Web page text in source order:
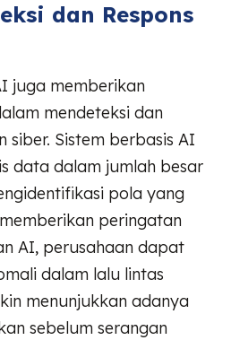
dan Respons
juga memberikan
mendeteksi dan
siber. Sistem berbasis AI
data dalam jumlah besar
pola yang
peringatan
AI, perusahaan dapat
dalam lalu lintas
menunjukkan adanya
sebelum serangan